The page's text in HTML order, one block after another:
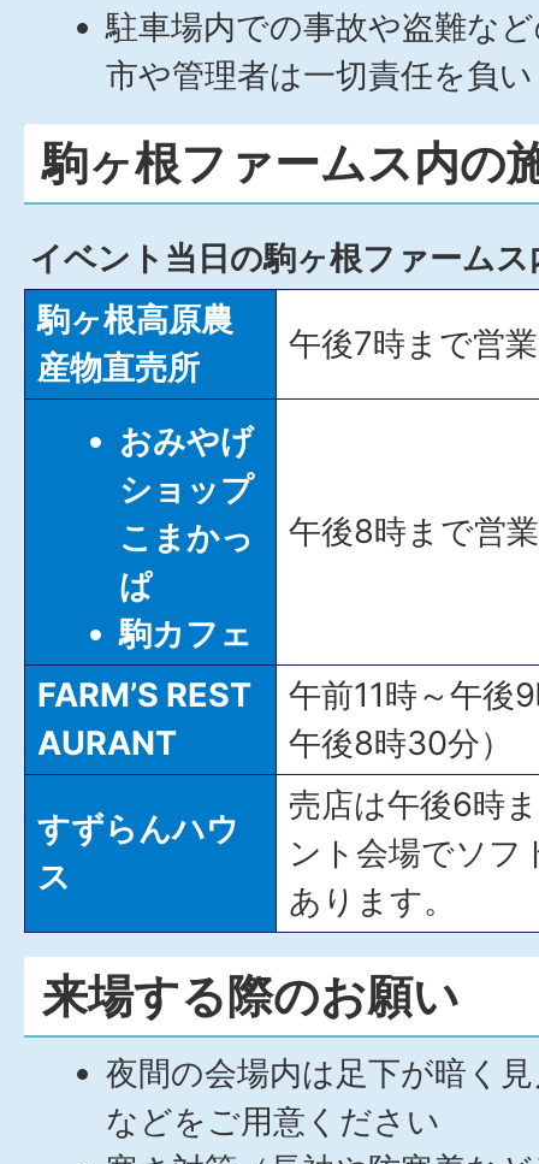
駐車場内での事故や盗難な
市や管理者は一切責任を負
駒ヶ根ファームス内の
イベント当日の駒ヶ根ファーム
駒ヶ根高原農
産物直売所
午後7時まで営
おみやげ
ショップ
こまかっ
ぱ
駒カフェ
午後8時まで営
FARM’S REST
AURANT
午前11時～午後
午後8時30分）
すずらんハウ
ス
売店は午後6時
ント会場でソフ
あります。
来場する際のお願い
夜間の会場内は足下が暗く
などをご用意ください